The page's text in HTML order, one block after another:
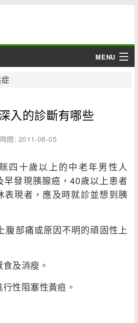
MENU
入的診斷有哪些
時間: 2011-08-05
四十歲以上的中老年男性人
早發現胰腺癌，40歲以上患者
表現者，應及時就診並想到胰
部痛或原因不明的頑固性上
及消瘦。
性阻塞性黃疸。